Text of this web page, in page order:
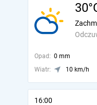
Opad: 0 mm
Wiatr:
10 km/h
16:00